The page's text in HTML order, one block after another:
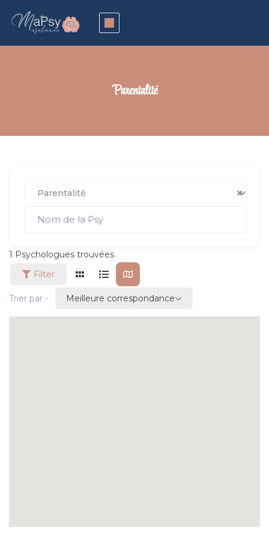
Parentalité
Parentalité
1 Psychologues trouvées
Filter
Trier par - Meilleure correspondance